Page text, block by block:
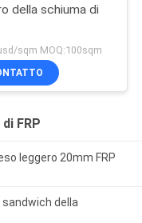
della schiuma di
sqm MOQ:100sqm
FRP
leggero 20mm FRP
sandwich della